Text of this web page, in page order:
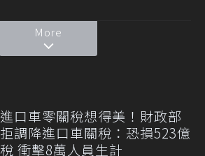
More
進口車零關稅想得美！財政部
拒調降進口車關稅：恐損523億
稅 衝擊8萬人員生計